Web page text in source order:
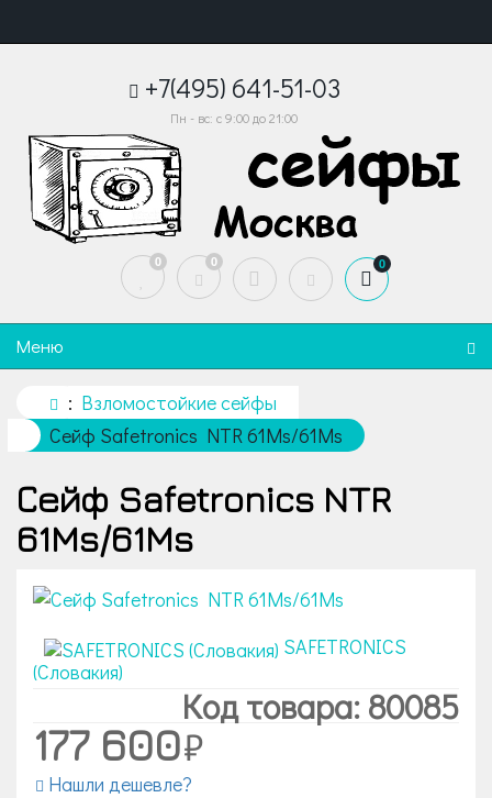
+7(495) 641-51-03
Пн - вс: с 9:00 до 21:00
0 0 0
Меню
Взломостойкие сейфы
Сейф Safetronics NTR 61Ms/61Ms
Сейф Safetronics NTR
61Ms/61Ms
SAFETRONICS
(Словакия)
Код товара: 80085
177 600
Нашли дешевле?